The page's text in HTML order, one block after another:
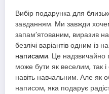
Вибір подарунка для
завданням. Ми завжди
запам’ятованим, виразив
безлічі варіантів одним із
написами. Це надзвичайно
може бути як веселим, так
навіть навчальним. Але як
написом, яка подарує